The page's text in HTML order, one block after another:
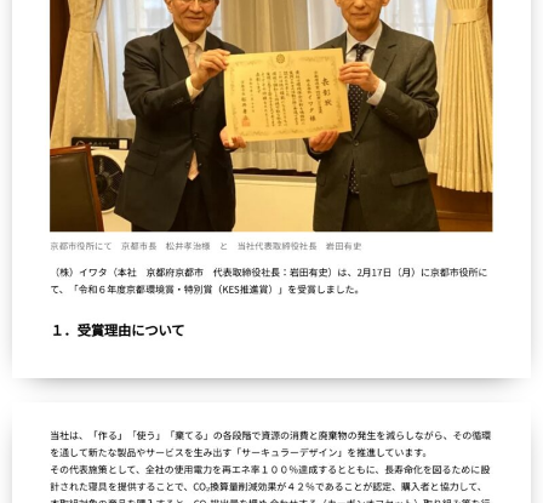
四季を快眠するアドバイス
生地の違い
ご愛用者さまの声
お手入れ・お取り扱いについて 2026年07月28日
イワタニュース
メディア情報
ふるさと納税
Facebook
SDGｓ（サステナビリティ）へのアプローチ
羽ぶとん誕生ストーリー
IWATA 京都本店
法人のお客様へ